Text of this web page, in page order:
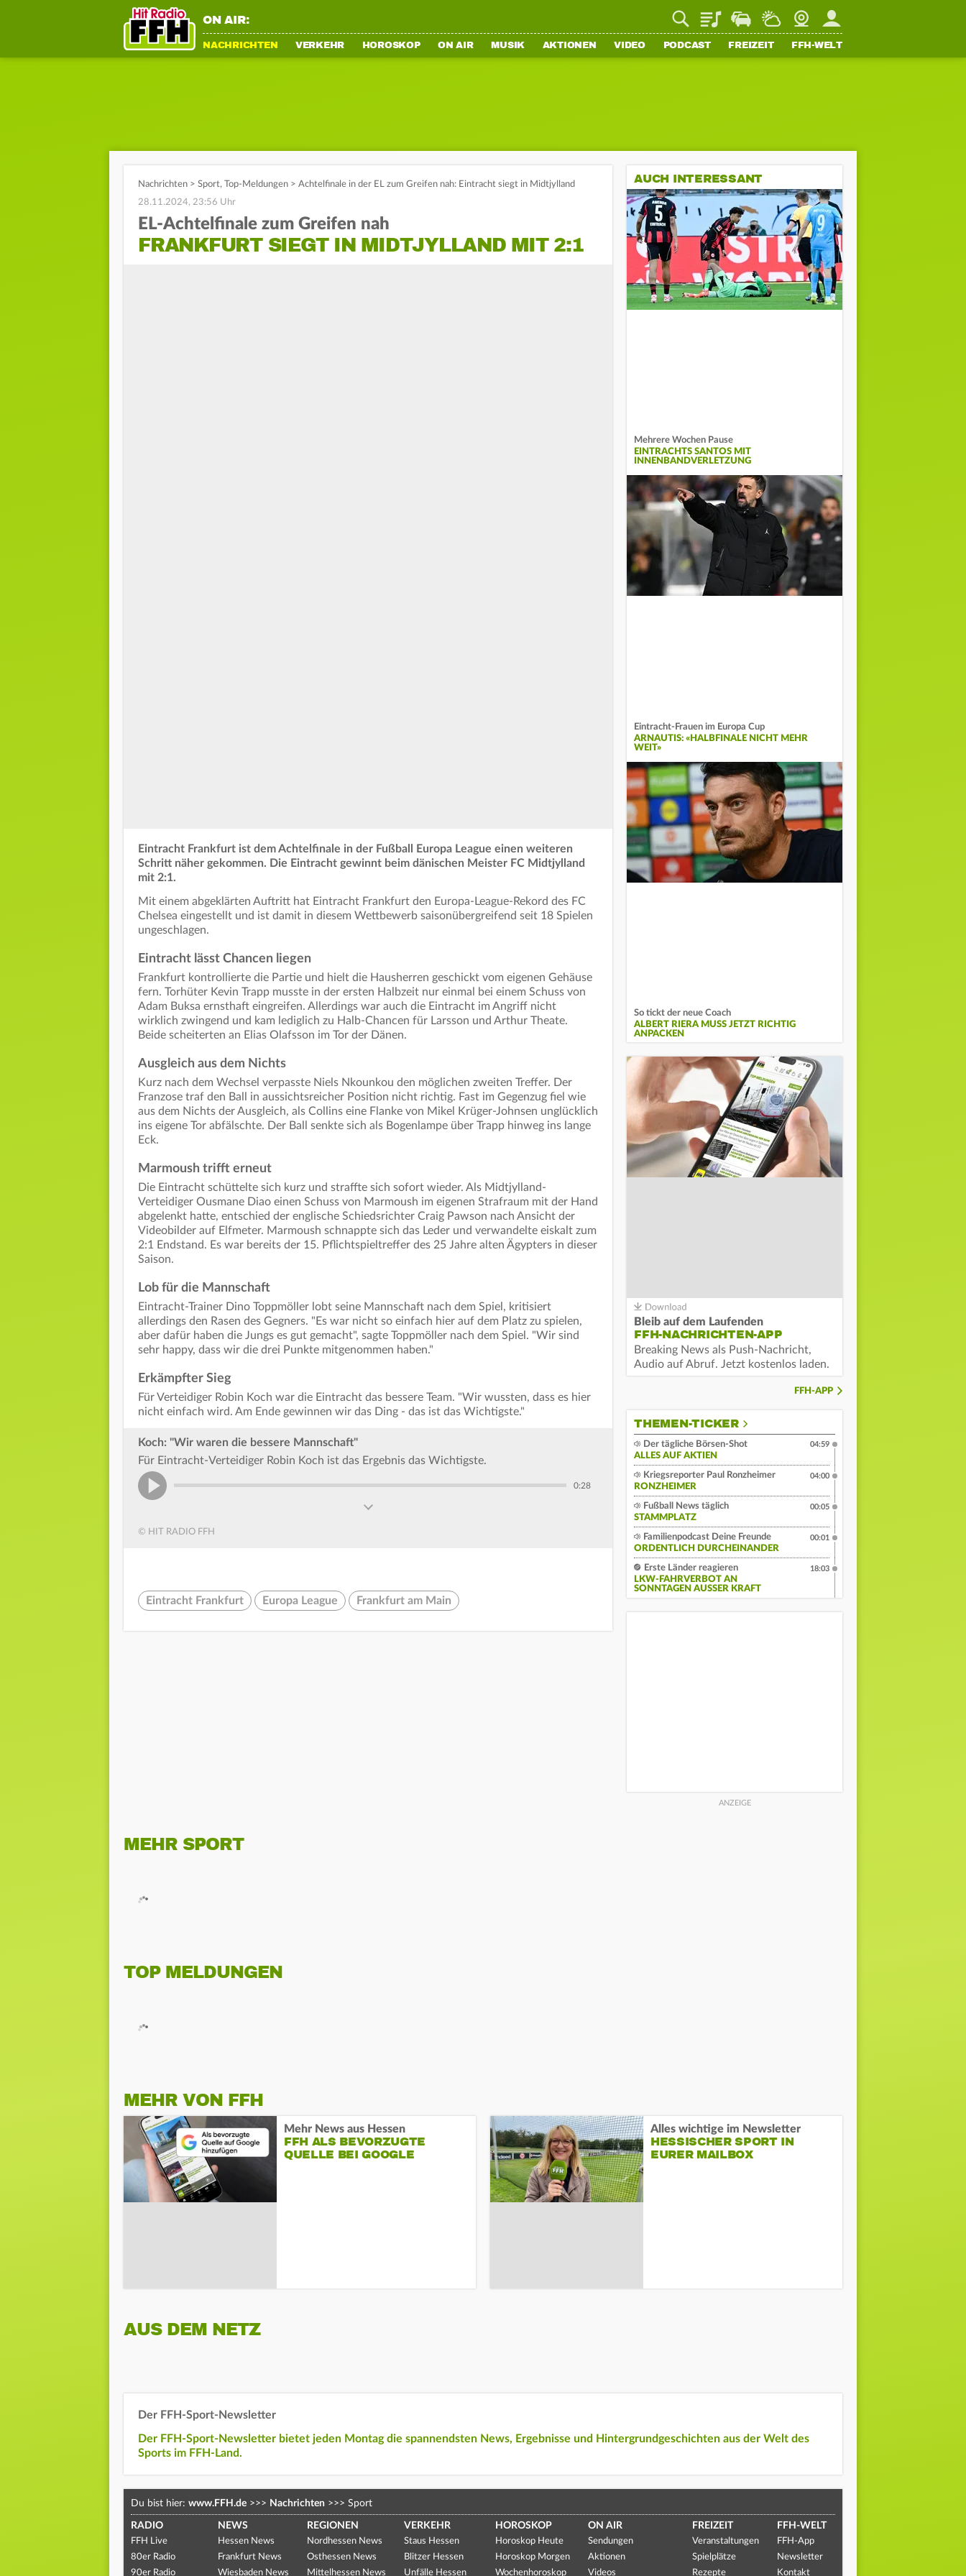
ON AIR: PlaylistStaupilotWetterWebcamMein FFH
NACHRICHTEN VERKEHR HOROSKOP ON AIR MUSIK AKTIONEN VIDEO PODCAST FREIZEIT FFH-WELT
Nachrichten > Sport, Top-Meldungen > Achtelfinale in der EL zum Greifen nah: Eintracht siegt in Midtjylland
28.11.2024, 23:56 Uhr
EL-Achtelfinale zum Greifen nah
FRANKFURT SIEGT IN MIDTJYLLAND MIT 2:1
Eintracht Frankfurt ist dem Achtelfinale in der Fußball Europa League einen weiteren
Schritt näher gekommen. Die Eintracht gewinnt beim dänischen Meister FC Midtjylland
mit 2:1.
Mit einem abgeklärten Auftritt hat Eintracht Frankfurt den Europa-League-Rekord des FC
Chelsea eingestellt und ist damit in diesem Wettbewerb saisonübergreifend seit 18 Spielen
ungeschlagen.
Eintracht lässt Chancen liegen
Frankfurt kontrollierte die Partie und hielt die Hausherren geschickt vom eigenen Gehäuse
fern. Torhüter Kevin Trapp musste in der ersten Halbzeit nur einmal bei einem Schuss von
Adam Buksa ernsthaft eingreifen. Allerdings war auch die Eintracht im Angriff nicht
wirklich zwingend und kam lediglich zu Halb-Chancen für Larsson und Arthur Theate.
Beide scheiterten an Elias Olafsson im Tor der Dänen.
Ausgleich aus dem Nichts
Kurz nach dem Wechsel verpasste Niels Nkounkou den möglichen zweiten Treffer. Der
Franzose traf den Ball in aussichtsreicher Position nicht richtig. Fast im Gegenzug fiel wie
aus dem Nichts der Ausgleich, als Collins eine Flanke von Mikel Krüger-Johnsen unglücklich
ins eigene Tor abfälschte. Der Ball senkte sich als Bogenlampe über Trapp hinweg ins lange
Eck.
Marmoush trifft erneut
Die Eintracht schüttelte sich kurz und straffte sich sofort wieder. Als Midtjylland-
Verteidiger Ousmane Diao einen Schuss von Marmoush im eigenen Strafraum mit der Hand
abgelenkt hatte, entschied der englische Schiedsrichter Craig Pawson nach Ansicht der
Videobilder auf Elfmeter. Marmoush schnappte sich das Leder und verwandelte eiskalt zum
2:1 Endstand. Es war bereits der 15. Pflichtspieltreffer des 25 Jahre alten Ägypters in dieser
Saison.
Lob für die Mannschaft
Eintracht-Trainer Dino Toppmöller lobt seine Mannschaft nach dem Spiel, kritisiert
allerdings den Rasen des Gegners. "Es war nicht so einfach hier auf dem Platz zu spielen,
aber dafür haben die Jungs es gut gemacht", sagte Toppmöller nach dem Spiel. "Wir sind
sehr happy, dass wir die drei Punkte mitgenommen haben."
Erkämpfter Sieg
Für Verteidiger Robin Koch war die Eintracht das bessere Team. "Wir wussten, dass es hier
nicht einfach wird. Am Ende gewinnen wir das Ding - das ist das Wichtigste."
Koch: "Wir waren die bessere Mannschaft"
Für Eintracht-Verteidiger Robin Koch ist das Ergebnis das Wichtigste.
0:28
© HIT RADIO FFH
Eintracht Frankfurt Europa League Frankfurt am Main
AUCH INTERESSANT
Mehrere Wochen Pause
EINTRACHTS SANTOS MIT
INNENBANDVERLETZUNG
Eintracht-Frauen im Europa Cup
ARNAUTIS: «HALBFINALE NICHT MEHR
WEIT»
So tickt der neue Coach
ALBERT RIERA MUSS JETZT RICHTIG
ANPACKEN
Bleib auf dem Laufenden
FFH-NACHRICHTEN-APP
Breaking News als Push-Nachricht,
Audio auf Abruf. Jetzt kostenlos laden.
FFH-APP
THEMEN-TICKER
Der tägliche Börsen-Shot
ALLES AUF AKTIEN
04:59
Kriegsreporter Paul Ronzheimer
RONZHEIMER
04:00
Fußball News täglich
STAMMPLATZ
00:05
Familienpodcast Deine Freunde
ORDENTLICH DURCHEINANDER
00:01
Erste Länder reagieren
LKW-FAHRVERBOT AN
SONNTAGEN AUSSER KRAFT
18:03
MEHR SPORT
TOP MELDUNGEN
MEHR VON FFH
Mehr News aus Hessen
FFH ALS BEVORZUGTE
QUELLE BEI GOOGLE
Alles wichtige im Newsletter
HESSISCHER SPORT IN
EURER MAILBOX
AUS DEM NETZ
Der FFH-Sport-Newsletter
Der FFH-Sport-Newsletter bietet jeden Montag die spannendsten News, Ergebnisse und Hintergrundgeschichten aus der Welt des
Sports im FFH-Land.
Du bist hier: www.FFH.de >>> Nachrichten >>> Sport
RADIO
FFH Live
80er Radio
90er Radio
NEWS
Hessen News
Frankfurt News
Wiesbaden News
REGIONEN
Nordhessen News
Osthessen News
Mittelhessen News
VERKEHR
Staus Hessen
Blitzer Hessen
Unfälle Hessen
HOROSKOP
Horoskop Heute
Horoskop Morgen
Wochenhoroskop
ON AIR
Sendungen
Aktionen
Videos
FREIZEIT
Veranstaltungen
Spielplätze
Rezepte
FFH-WELT
FFH-App
Newsletter
Kontakt